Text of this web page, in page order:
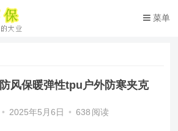
菜单
风保暖弹性tpu户外防寒夹克
• 2025年5月6日 • 638 阅读